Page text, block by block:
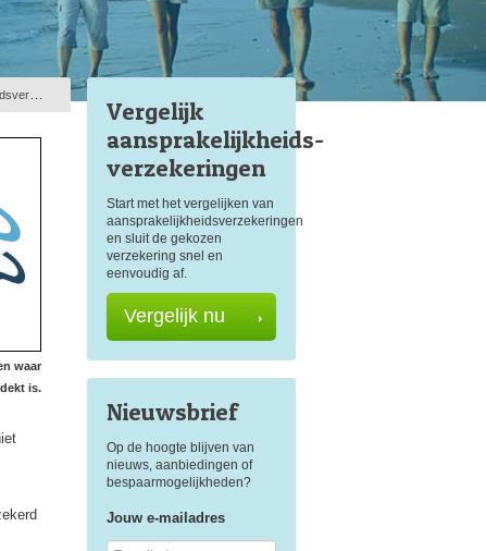
waar
is.
Vergelijk
aansprakelijkheids-
verzekeringen
Start met het vergelijken van
aansprakelijkheidsverzekeringen
en sluit de gekozen
verzekering snel en
eenvoudig af.
Vergelijk nu
Nieuwsbrief
Op de hoogte blijven van
nieuws, aanbiedingen of
bespaarmogelijkheden?
Jouw e-mailadres